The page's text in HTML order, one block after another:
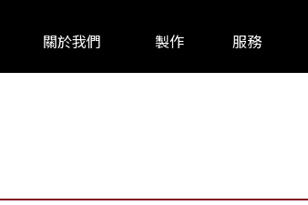
關於我們 製作 服務